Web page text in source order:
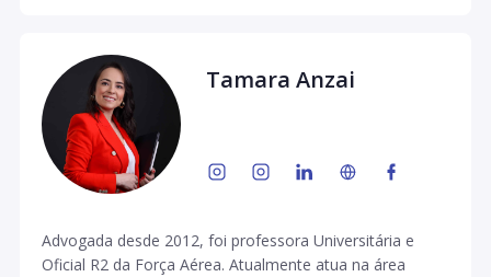
Subseção Ji-Paraná, Vice-presidente da Comissão de
Direito Eleitoral da OAB Seccional Rondônia. Autora
no site Jusbrasil, no site www.suelyvandal.com e
colunista no Portal da Aurum. Amante de literatura.
Tamara Anzai
Advogada desde 2012, foi professora Universitária e
Oficial R2 da Força Aérea. Atualmente atua na área